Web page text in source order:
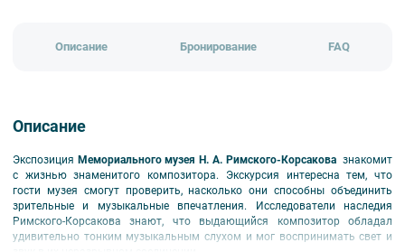
Описание Бронирование FAQ
Описание
Экспозиция Мемориального музея Н. А. Римского-Корсаковазнакомит
с жизнью знаменитого композитора. Экскурсия интересна тем, что
гости музея смогут проверить, насколько они способны объединить
зрительные и музыкальные впечатления. Исследователи наследия
Римского-Корсакова знают, что выдающийся композитор обладал
удивительно тонким музыкальным слухом и мог воспринимать свет и